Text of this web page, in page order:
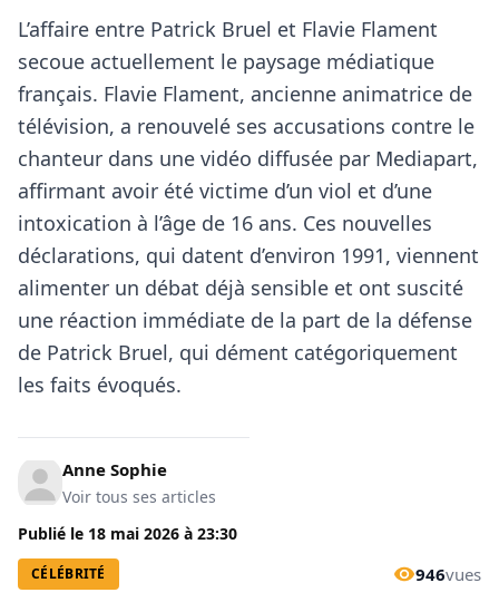
L’affaire entre Patrick Bruel et Flavie Flament
secoue actuellement le paysage médiatique
français. Flavie Flament, ancienne animatrice de
télévision, a renouvelé ses accusations contre le
chanteur dans une vidéo diffusée par Mediapart,
affirmant avoir été victime d’un viol et d’une
intoxication à l’âge de 16 ans. Ces nouvelles
déclarations, qui datent d’environ 1991, viennent
alimenter un débat déjà sensible et ont suscité
une réaction immédiate de la part de la défense
de Patrick Bruel, qui dément catégoriquement
les faits évoqués.
Anne Sophie
Voir tous ses articles
Publié le 18 mai 2026 à 23:30
CÉLÉBRITÉ 946vues